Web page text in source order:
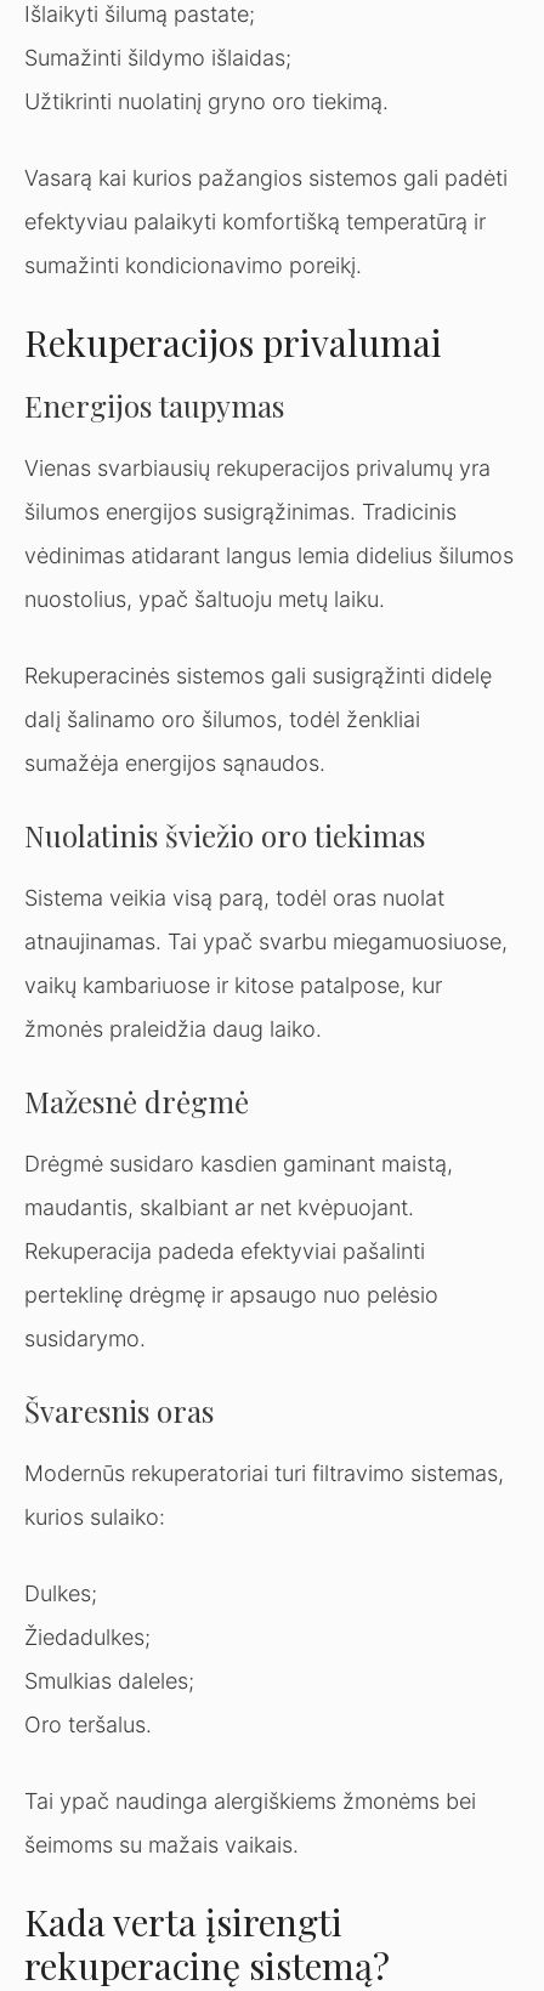
Išlaikyti šilumą pastate;
Sumažinti šildymo išlaidas;
Užtikrinti nuolatinį gryno oro tiekimą.
Vasarą kai kurios pažangios sistemos gali padėti
efektyviau palaikyti komfortišką temperatūrą ir
sumažinti kondicionavimo poreikį.
Rekuperacijos privalumai
Energijos taupymas
Vienas svarbiausių rekuperacijos privalumų yra
šilumos energijos susigrąžinimas. Tradicinis
vėdinimas atidarant langus lemia didelius šilumos
nuostolius, ypač šaltuoju metų laiku.
Rekuperacinės sistemos gali susigrąžinti didelę
dalį šalinamo oro šilumos, todėl ženkliai
sumažėja energijos sąnaudos.
Nuolatinis šviežio oro tiekimas
Sistema veikia visą parą, todėl oras nuolat
atnaujinamas. Tai ypač svarbu miegamuosiuose,
vaikų kambariuose ir kitose patalpose, kur
žmonės praleidžia daug laiko.
Mažesnė drėgmė
Drėgmė susidaro kasdien gaminant maistą,
maudantis, skalbiant ar net kvėpuojant.
Rekuperacija padeda efektyviai pašalinti
perteklinę drėgmę ir apsaugo nuo pelėsio
susidarymo.
Švaresnis oras
Modernūs rekuperatoriai turi filtravimo sistemas,
kurios sulaiko:
Dulkes;
Žiedadulkes;
Smulkias daleles;
Oro teršalus.
Tai ypač naudinga alergiškiems žmonėms bei
šeimoms su mažais vaikais.
Kada verta įsirengti
rekuperacinę sistemą?